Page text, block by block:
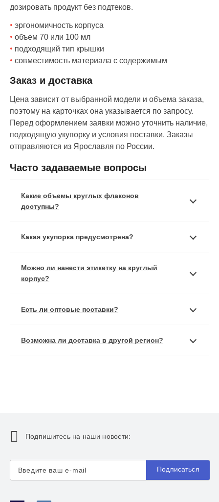
дозировать продукт без подтеков.
эргономичность корпуса
объем 70 или 100 мл
подходящий тип крышки
совместимость материала с содержимым
Заказ и доставка
Цена зависит от выбранной модели и объема заказа,
поэтому на карточках она указывается по запросу.
Перед оформлением заявки можно уточнить наличие,
подходящую укупорку и условия поставки. Заказы
отправляются из Ярославля по России.
Часто задаваемые вопросы
Какие объемы круглых флаконов
доступны?
Какая укупорка предусмотрена?
Можно ли нанести этикетку на круглый
корпус?
Есть ли оптовые поставки?
Возможна ли доставка в другой регион?
Подпишитесь на наши новости:
Подписаться